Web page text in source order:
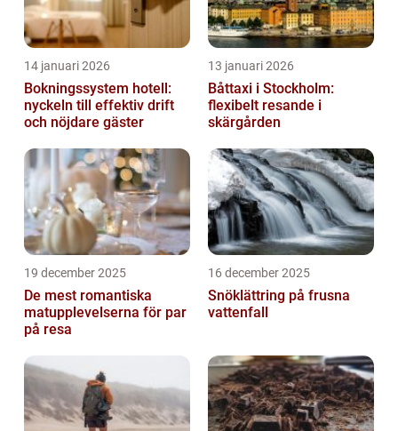
14 januari 2026
Bokningssystem hotell:
nyckeln till effektiv drift
och nöjdare gäster
13 januari 2026
Båttaxi i Stockholm:
flexibelt resande i
skärgården
19 december 2025
De mest romantiska
matupplevelserna för par
på resa
16 december 2025
Snöklättring på frusna
vattenfall